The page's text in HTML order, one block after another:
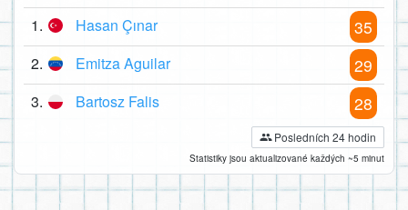
1.
Hasan Çınar 35
2. Emitza Aguilar 29
3. Bartosz Falis 28
Posledních 24 hodin
Statistiky jsou aktualizované každých ~5 minut